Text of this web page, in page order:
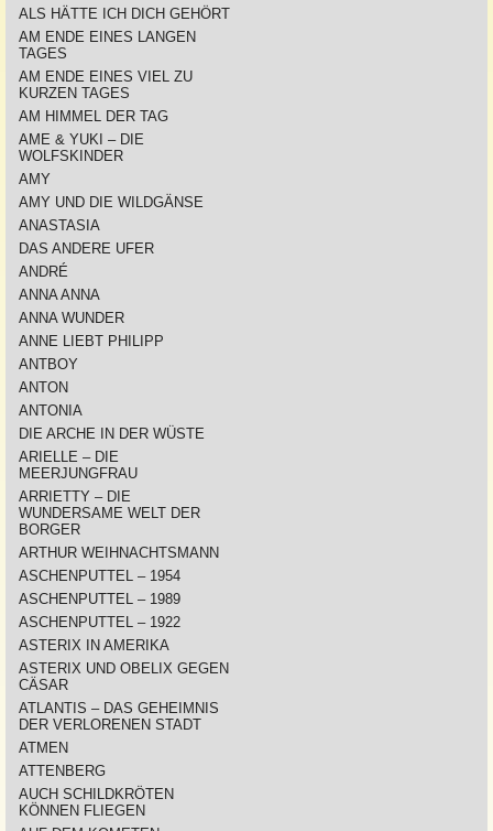
ALS HÄTTE ICH DICH GEHÖRT
AM ENDE EINES LANGEN
TAGES
AM ENDE EINES VIEL ZU
KURZEN TAGES
AM HIMMEL DER TAG
AME & YUKI – DIE
WOLFSKINDER
AMY
AMY UND DIE WILDGÄNSE
ANASTASIA
DAS ANDERE UFER
ANDRÉ
ANNA ANNA
ANNA WUNDER
ANNE LIEBT PHILIPP
ANTBOY
ANTON
ANTONIA
DIE ARCHE IN DER WÜSTE
ARIELLE – DIE
MEERJUNGFRAU
ARRIETTY – DIE
WUNDERSAME WELT DER
BORGER
ARTHUR WEIHNACHTSMANN
ASCHENPUTTEL – 1954
ASCHENPUTTEL – 1989
ASCHENPUTTEL – 1922
ASTERIX IN AMERIKA
ASTERIX UND OBELIX GEGEN
CÄSAR
ATLANTIS – DAS GEHEIMNIS
DER VERLORENEN STADT
ATMEN
ATTENBERG
AUCH SCHILDKRÖTEN
KÖNNEN FLIEGEN